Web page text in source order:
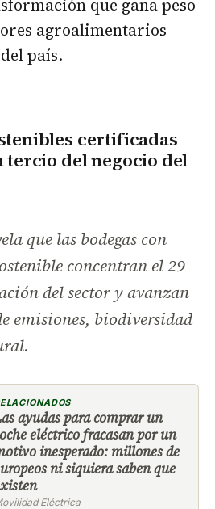
que gana peso
agroalimentarios
país.
certificadas
tercio del negocio del
que las bodegas con
concentran el 29
del sector y avanzan
emisiones, biodiversidad
ayudas para comprar un
eléctrico fracasan por un
inesperado: millones de
ni siquiera saben que
Eléctrica